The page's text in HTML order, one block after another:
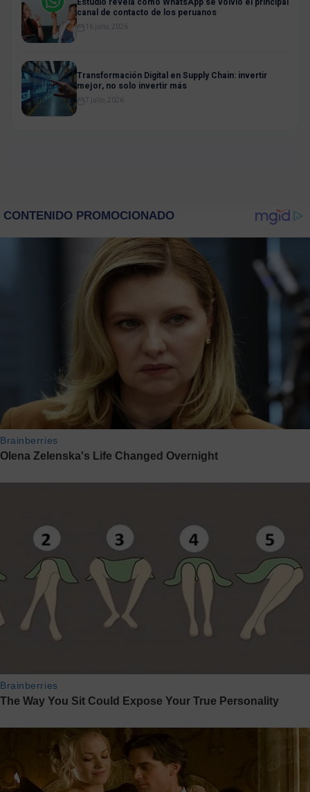
canal de contacto de los peruanos
16 julio, 2026
Transformación Digital en Supply Chain: invertir
mejor, no solo invertir más
7 julio, 2026